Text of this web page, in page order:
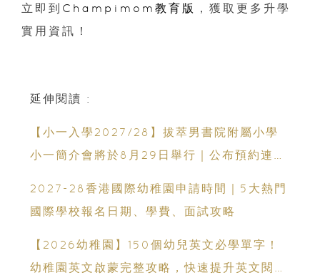
立即到 Champimom教育版
，獲取更多升學
實用資訊！
延伸閱讀 :
【小一入學2027/28】拔萃男書院附屬小學
小一簡介會將於8月29日舉行｜公布預約連結
2027-28香港國際幼稚園申請時間｜5大熱門
國際學校報名日期、學費、面試攻略
【2026幼稚園】150個幼兒英文必學單字！
幼稚園英文啟蒙完整攻略，快速提升英文閱讀